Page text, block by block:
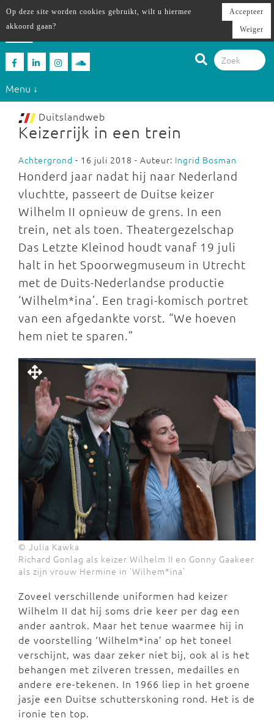
Menu ↓
Duitslandweb
Keizerrijk in een trein
Achtergrond - 16 juli 2018 - Auteur: Ingrid Bosman
Honderd jaar nadat hij naar Nederland
vluchtte, passeert de Duitse keizer
Wilhelm II opnieuw de grens. In een
trein, net als toen. Theatergezelschap
Das Letzte Kleinod houdt vanaf 19 juli
halt in het Spoorwegmuseum in Utrecht
met de Duits-Nederlandse productie
‘Wilhelm*ina’. Een tragi-komisch portret
van een afgedankte vorst. “We hoeven
hem niet te sparen.”
© Julia Kawka
Richard Gonlag als keizer Wilhelm II en Gonny Gaakeer
als zijn vrouw Hermine in 'Wilhem*ina'
Zoveel verschillende uniformen had keizer
Wilhelm II dat hij soms drie keer per dag een
ander aantrok. Maar het tenue waarmee hij in
de voorstelling ‘Wilhelm*ina’ op het toneel
verschijnt, was daar zeker niet bij, ook al is het
behangen met zilveren tressen, medailles en
andere ere-tekenen. In 1966 liep in het groene
jasje een Duitse schutterskoning rond. Het is de
ironie ten top.
Op deze site worden cookies gebruikt, wilt u hiermee
akkoord gaan?
Accepteer
Weiger